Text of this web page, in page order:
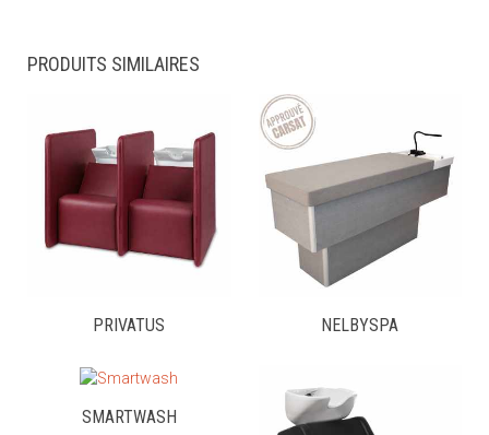
PRODUITS SIMILAIRES
PRIVATUS NELBYSPA
SMARTWASH